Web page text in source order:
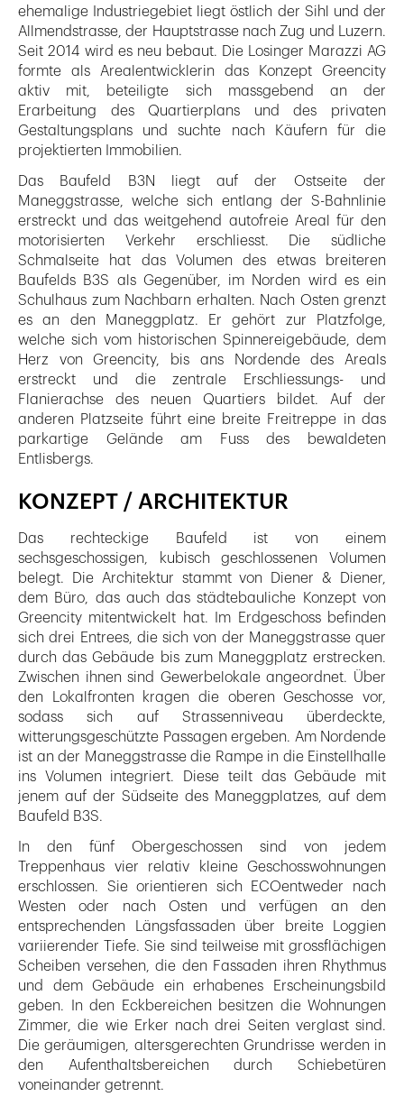
ehemalige Industriegebiet liegt östlich der Sihl und der
Allmendstrasse, der Hauptstrasse nach Zug und Luzern.
Seit 2014 wird es neu bebaut. Die Losinger Marazzi AG
formte als Arealentwicklerin das Konzept Greencity
aktiv mit, beteiligte sich massgebend an der
Erarbeitung des Quartierplans und des privaten
Gestaltungsplans und suchte nach Käufern für die
projektierten Immobilien.
Das Baufeld B3N liegt auf der Ostseite der
Maneggstrasse, welche sich entlang der S-Bahnlinie
erstreckt und das weitgehend autofreie Areal für den
motorisierten Verkehr erschliesst. Die südliche
Schmalseite hat das Volumen des etwas breiteren
Baufelds B3S als Gegenüber, im Norden wird es ein
Schulhaus zum Nachbarn erhalten. Nach Osten grenzt
es an den Maneggplatz. Er gehört zur Platzfolge,
welche sich vom historischen Spinnereigebäude, dem
Herz von Greencity, bis ans Nordende des Areals
erstreckt und die zentrale Erschliessungs- und
Flanierachse des neuen Quartiers bildet. Auf der
anderen Platzseite führt eine breite Freitreppe in das
parkartige Gelände am Fuss des bewaldeten
Entlisbergs.
KONZEPT / ARCHITEKTUR
Das rechteckige Baufeld ist von einem
sechsgeschossigen, kubisch geschlossenen Volumen
belegt. Die Architektur stammt von Diener & Diener,
dem Büro, das auch das städtebauliche Konzept von
Greencity mitentwickelt hat. Im Erdgeschoss befinden
sich drei Entrees, die sich von der Maneggstrasse quer
durch das Gebäude bis zum Maneggplatz erstrecken.
Zwischen ihnen sind Gewerbelokale angeordnet. Über
den Lokalfronten kragen die oberen Geschosse vor,
sodass sich auf Strassenniveau überdeckte,
witterungsgeschützte Passagen ergeben. Am Nordende
ist an der Maneggstrasse die Rampe in die Einstellhalle
ins Volumen integriert. Diese teilt das Gebäude mit
jenem auf der Südseite des Maneggplatzes, auf dem
Baufeld B3S.
In den fünf Obergeschossen sind von jedem
Treppenhaus vier relativ kleine Geschosswohnungen
erschlossen. Sie orientieren sich ECOentweder nach
Westen oder nach Osten und verfügen an den
entsprechenden Längsfassaden über breite Loggien
variierender Tiefe. Sie sind teilweise mit grossflächigen
Scheiben versehen, die den Fassaden ihren Rhythmus
und dem Gebäude ein erhabenes Erscheinungsbild
geben. In den Eckbereichen besitzen die Wohnungen
Zimmer, die wie Erker nach drei Seiten verglast sind.
Die geräumigen, altersgerechten Grundrisse werden in
den Aufenthaltsbereichen durch Schiebetüren
voneinander getrennt.